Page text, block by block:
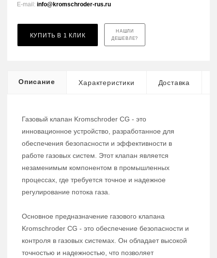
E-mail: info@kromschroder-rus.ru
КУПИТЬ В 1 КЛИК
НАШЛИ
ДЕШЕВЛЕ?
Описание Характеристики Доставка
Газовый клапан Kromschroder CG - это
инновационное устройство, разработанное для
обеспечения безопасности и эффективности в
работе газовых систем. Этот клапан является
незаменимым компонентом в промышленных
процессах, где требуется точное и надежное
регулирование потока газа.
Основное предназначение газового клапана
Kromschroder CG - это обеспечение безопасности и
контроля в газовых системах. Он обладает высокой
точностью и надежностью, что позволяет